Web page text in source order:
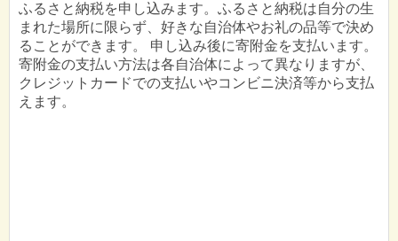
ふるさと納税を申し込みます。ふるさと納税は自分の生
まれた場所に限らず、好きな自治体やお礼の品等で決め
ることができます。 申し込み後に寄附金を支払います。
寄附金の支払い方法は各自治体によって異なりますが、
クレジットカードでの支払いやコンビニ決済等から支払
えます。